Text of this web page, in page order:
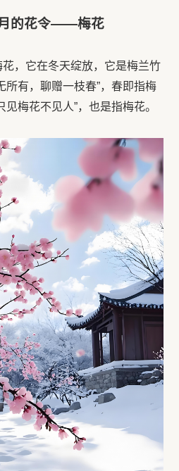
的花令——梅花
它在冬天绽放，它是梅兰竹
所有，聊赠一枝春”，春即指梅
梅花不见人”，也是指梅花。